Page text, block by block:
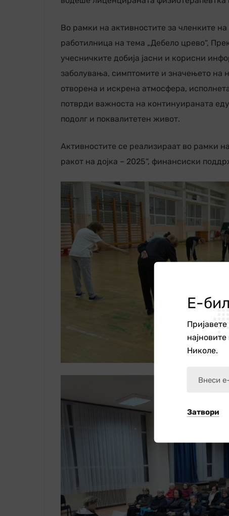
Во рамки на активностите за членките
работилница на тема „Дебело црево“,
учесничките добија јасни и корисни
заболувања, симптомите и значењето на
отворена и искрена атмосфера,
потврди важноста на континуираната
подолг и поквалитетен живот.
Активностите се реализираат во рамки
ракот на дојка – 2025“, финансиски
Е-
Николе.
Затвори